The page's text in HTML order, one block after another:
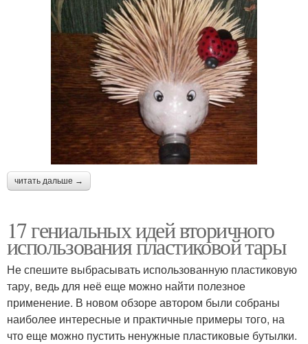
читать дальше →
17 гениальных идей вторичного
использования пластиковой тары
Не спешите выбрасывать использованную пластиковую
тару, ведь для неё еще можно найти полезное
применение. В новом обзоре автором были собраны
наиболее интересные и практичные примеры того, на
что еще можно пустить ненужные пластиковые бутылки.